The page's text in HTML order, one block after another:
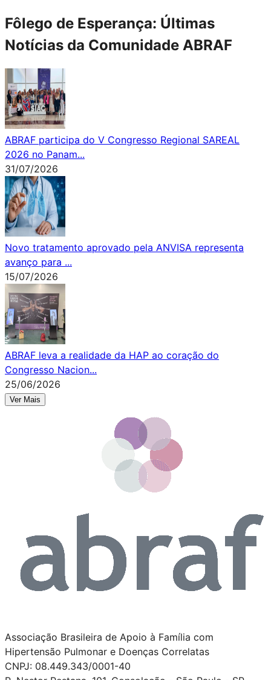
Fôlego de Esperança: Últimas
Notícias da Comunidade ABRAF
ABRAF participa do V Congresso Regional SAREAL
2026 no Panam...
31/07/2026
Novo tratamento aprovado pela ANVISA representa
avanço para ...
15/07/2026
ABRAF leva a realidade da HAP ao coração do
Congresso Nacion...
25/06/2026
Ver Mais
Associação Brasileira de Apoio à Família com
Hipertensão Pulmonar e Doenças Correlatas
CNPJ: 08.449.343/0001-40